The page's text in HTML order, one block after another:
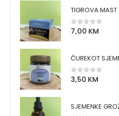
0 out of 5
7,00 KM
ČUREKOT
0 out of 5
3,50 KM
SJEMENKE